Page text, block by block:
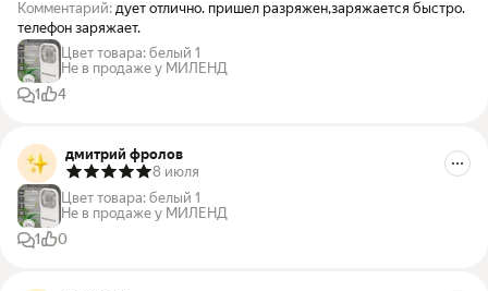
Комментарий: дует отлично. пришел разряжен,заряжается быстро.
телефон заряжает.
Цвет товара: белый 1
Не в продаже у МИЛЕНД
1
4
дмитрий фролов
8 июля
Цвет товара: белый 1
Не в продаже у МИЛЕНД
1
0